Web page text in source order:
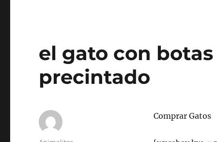
Caperucita
roja
(Hermanos
Grimm)
el gato con
precintado
Comprar Gatos